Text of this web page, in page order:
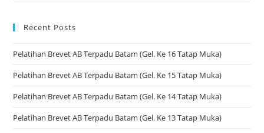
Recent Posts
Pelatihan Brevet AB Terpadu Batam (Gel. Ke 16 Tatap Muka)
Pelatihan Brevet AB Terpadu Batam (Gel. Ke 15 Tatap Muka)
Pelatihan Brevet AB Terpadu Batam (Gel. Ke 14 Tatap Muka)
Pelatihan Brevet AB Terpadu Batam (Gel. Ke 13 Tatap Muka)